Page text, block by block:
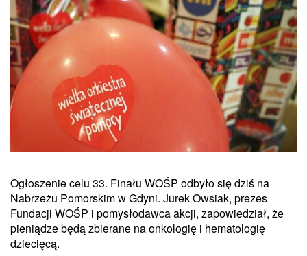
Ogłoszenie celu 33. Finału WOŚP odbyło się dziś na
Nabrzeżu Pomorskim w Gdyni. Jurek Owsiak, prezes
Fundacji WOŚP i pomysłodawca akcji, zapowiedział, że
pieniądze będą zbierane na onkologię i hematologię
dziecięcą.